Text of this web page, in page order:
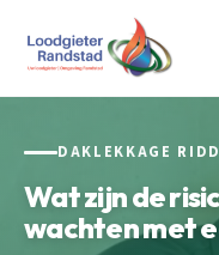
DAKLEKKAGE
Wat zijn de
wachten met